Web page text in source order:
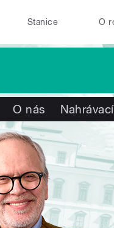
Stanice O
O nás